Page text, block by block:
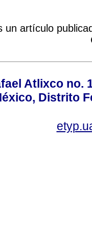
un artículo
Atlixco no.
Distrito